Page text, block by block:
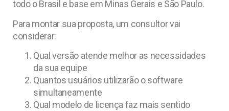
todo o Brasil e base em Minas Gerais e São Paulo.
Para montar sua proposta, um consultor vai
considerar:
Qual versão atende melhor as necessidades
da sua equipe
Quantos usuários utilizarão o software
simultaneamente
Qual modelo de licença faz mais sentido